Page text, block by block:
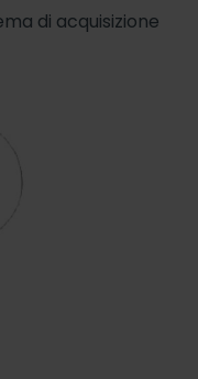
di acquisizione